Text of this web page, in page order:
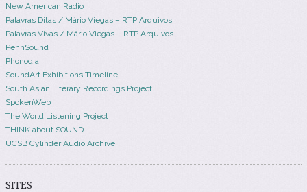
New American Radio
Palavras Ditas / Mário Viegas – RTP Arquivos
Palavras Vivas / Mário Viegas – RTP Arquivos
PennSound
Phonodia
SoundArt Exhibitions Timeline
South Asian Literary Recordings Project
SpokenWeb
The World Listening Project
THINK about SOUND
UCSB Cylinder Audio Archive
SITES